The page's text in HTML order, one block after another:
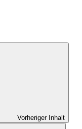
Vorheriger Inhalt